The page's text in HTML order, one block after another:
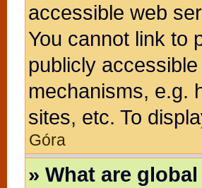
accessible web
You cannot link to
publicly
mechanisms, e.g.
sites, etc. To
Góra
» What are